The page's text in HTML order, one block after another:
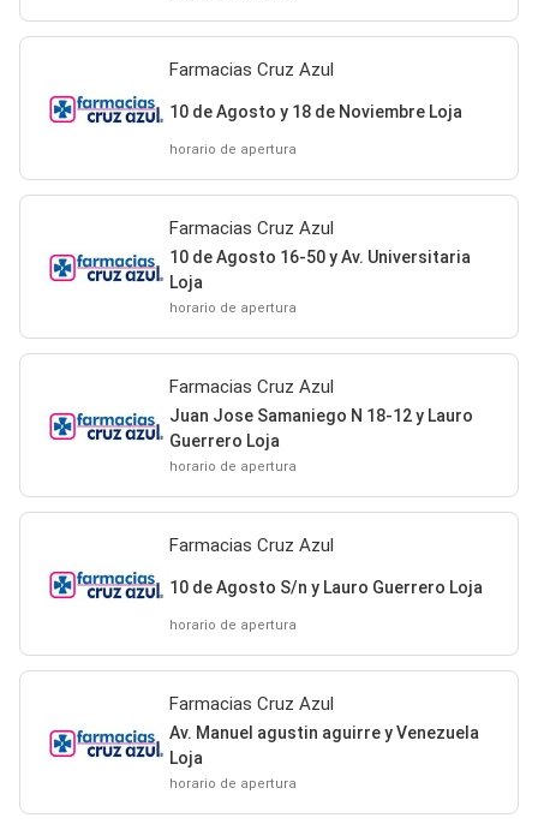
Farmacias Cruz Azul
10 de Agosto y 18 de Noviembre Loja
horario de apertura
Farmacias Cruz Azul
10 de Agosto 16-50 y Av. Universitaria
Loja
horario de apertura
Farmacias Cruz Azul
Juan Jose Samaniego N 18-12 y Lauro
Guerrero Loja
horario de apertura
Farmacias Cruz Azul
10 de Agosto S/n y Lauro Guerrero Loja
horario de apertura
Farmacias Cruz Azul
Av. Manuel agustin aguirre y Venezuela
Loja
horario de apertura